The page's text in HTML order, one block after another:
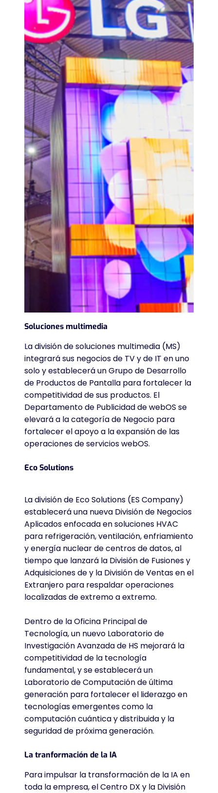
Soluciones multimedia
La división de soluciones multimedia (MS)
integrará sus negocios de TV y de IT en uno
solo y establecerá un Grupo de Desarrollo
de Productos de Pantalla para fortalecer la
competitividad de sus productos. El
Departamento de Publicidad de webOS se
elevará a la categoría de Negocio para
fortalecer el apoyo a la expansión de las
operaciones de servicios webOS.
Eco Solutions
La división de Eco Solutions (ES Company)
establecerá una nueva División de Negocios
Aplicados enfocada en soluciones HVAC
para refrigeración, ventilación, enfriamiento
y energía nuclear de centros de datos, al
tiempo que lanzará la División de Fusiones y
Adquisiciones de y la División de Ventas en el
Extranjero para respaldar operaciones
localizadas de extremo a extremo.
Dentro de la Oficina Principal de
Tecnología, un nuevo Laboratorio de
Investigación Avanzada de HS mejorará la
competitividad de la tecnología
fundamental, y se establecerá un
Laboratorio de Computación de última
generación para fortalecer el liderazgo en
tecnologías emergentes como la
computación cuántica y distribuida y la
seguridad de próxima generación.
La tranformación de la IA
Para impulsar la transformación de la IA en
toda la empresa, el Centro DX y la División